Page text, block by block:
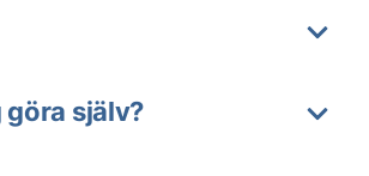
göra själv?